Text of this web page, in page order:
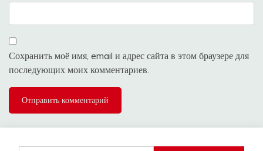
Сохранить моё имя, email и адрес сайта в этом браузере для
последующих моих комментариев.